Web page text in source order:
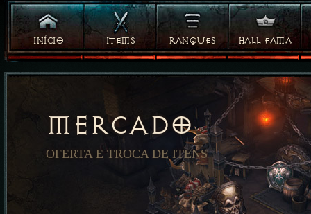
INÍCIO ITEMS RANQUES HALL FAMA
MERCADO
OFERTA E TROCA DE ITENS